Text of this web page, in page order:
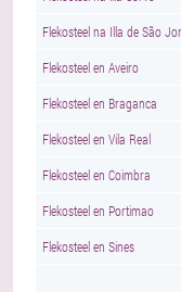
Flekosteel na Illa de São
Flekosteel en Aveiro
Flekosteel en Braganca
Flekosteel en Vila Real
Flekosteel en Coimbra
Flekosteel en Portimao
Flekosteel en Sines